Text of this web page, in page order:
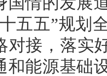
五五”规划
对接，落实
和能源基础